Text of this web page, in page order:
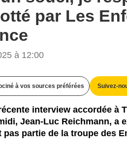
par Les
à 12:00
à vos sources préférées Suivez-
interview accordée à
Jean-Luc Reichmann, a
pas partie de la troupe des